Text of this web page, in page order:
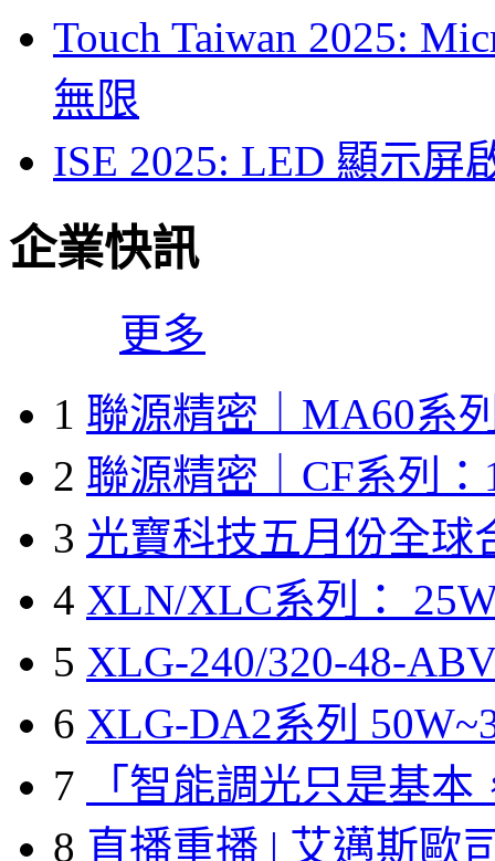
Touch Taiwan 2025:
無限
ISE 2025: LED 顯示屏
企業快訊
更多
1 聯源精密｜MA60系
2 聯源精密｜CF系列：
3 光寶科技五月份全球
4 XLN/XLC系列：
5 XLG-240/320-48-
6 XLG-DA2系列
7
「智能調光只是基本
8 直播重播 | 艾邁斯歐